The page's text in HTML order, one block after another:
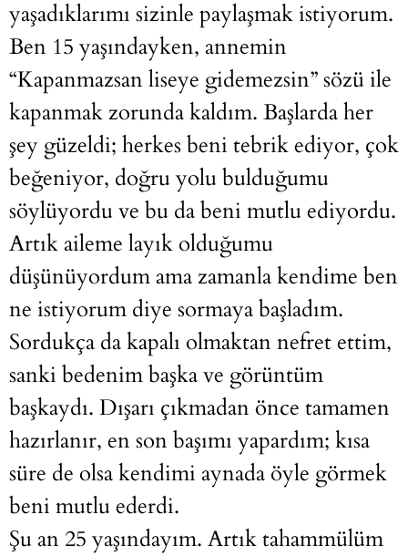
yaşadıklarımı sizinle paylaşmak istiyorum.
Ben 15 yaşındayken, annemin
“Kapanmazsan liseye gidemezsin” sözü ile
kapanmak zorunda kaldım. Başlarda her
şey güzeldi; herkes beni tebrik ediyor, çok
beğeniyor, doğru yolu bulduğumu
söylüyordu ve bu da beni mutlu ediyordu.
Artık aileme layık olduğumu
düşünüyordum ama zamanla kendime ben
ne istiyorum diye sormaya başladım.
Sordukça da kapalı olmaktan nefret ettim,
sanki bedenim başka ve görüntüm
başkaydı. Dışarı çıkmadan önce tamamen
hazırlanır, en son başımı yapardım; kısa
süre de olsa kendimi aynada öyle görmek
beni mutlu ederdi.
Şu an 25 yaşındayım. Artık tahammülüm